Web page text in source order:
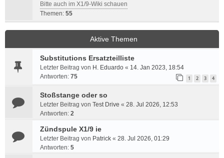
Bitte auch im X1/9-Wiki schauen
Themen: 55
Aktive Themen
Substitutions Ersatzteilliste
Letzter Beitrag von H. Eduardo « 14. Jan 2023, 18:54
Antworten: 75 1 2 3 4
Stoßstange oder so
Letzter Beitrag von Test Drive « 28. Jul 2026, 12:53
Antworten: 2
Zündspule X1/9 ie
Letzter Beitrag von Patrick « 28. Jul 2026, 01:29
Antworten: 5